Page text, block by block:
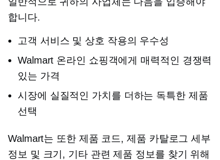
합니다.
고객 서비스 및 상호 작용의 우수성
Walmart 온라인 쇼핑객에게 매력적인 경쟁력
있는 가격
시장에 실질적인 가치를 더하는 독특한 제품
선택
Walmart는 또한 제품 코드, 제품 카탈로그 세부
정보 및 크기, 기타 관련 제품 정보를 찾기 위해